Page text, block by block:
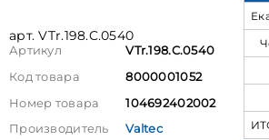
арт. VTr.198.C.0540
Артикул
VTr.198.C.0540
Код товара
8000001052
Номер товара
104692402002
Производитель
Valtec